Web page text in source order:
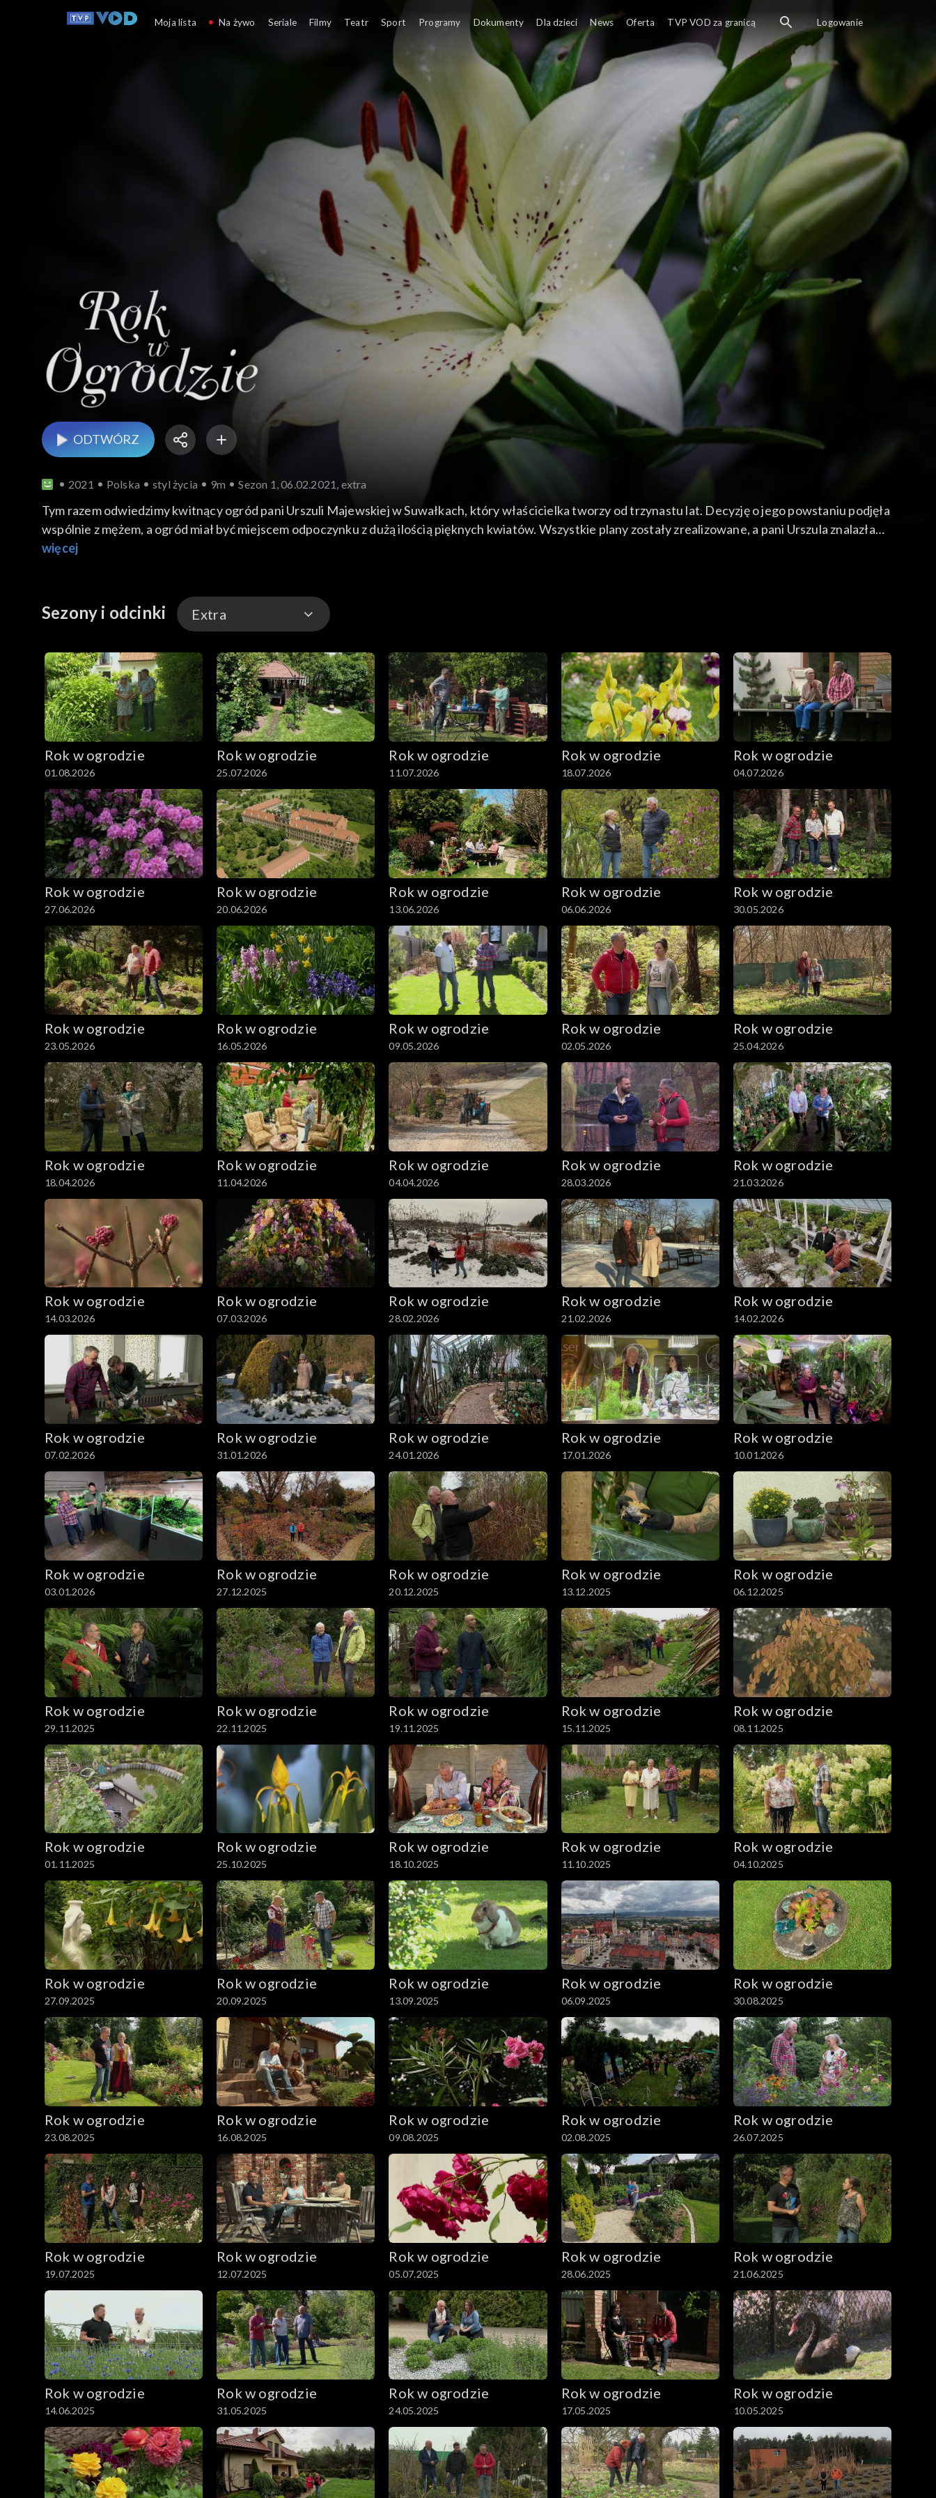
ODTWÓRZ
2021 Polska styl życia 9m Sezon 1, 06.02.2021, extra
Tym razem odwiedzimy kwitnący ogród pani Urszuli Majewskiej w Suwałkach, który właścicielka tworzy od trzynastu lat. Decyzję o jego powstaniu podjęła
wspólnie z mężem, a ogród miał być miejscem odpoczynku z dużą ilością pięknych kwiatów. Wszystkie plany zostały zrealizowane, a pani Urszula znalazła
sobie przy okazji nową pasję, którą jest kolekcjonowanie liliowców. W tej chwili ma w ogrodzie prawdziwe perełki. O wszystkich roślinach potrafi pięknie
więcej
Sezony i odcinki Extra
Odcinki
Extra
Rok w ogrodzie
01.08.2026
Rok w ogrodzie
25.07.2026
Rok w ogrodzie
11.07.2026
Rok w ogrodzie
18.07.2026
Rok w ogrodzie
04.07.2026
Rok w ogrodzie
27.06.2026
Rok w ogrodzie
20.06.2026
Rok w ogrodzie
13.06.2026
Rok w ogrodzie
06.06.2026
Rok w ogrodzie
30.05.2026
Rok w ogrodzie
23.05.2026
Rok w ogrodzie
16.05.2026
Rok w ogrodzie
09.05.2026
Rok w ogrodzie
02.05.2026
Rok w ogrodzie
25.04.2026
Rok w ogrodzie
18.04.2026
Rok w ogrodzie
11.04.2026
Rok w ogrodzie
04.04.2026
Rok w ogrodzie
28.03.2026
Rok w ogrodzie
21.03.2026
Rok w ogrodzie
14.03.2026
Rok w ogrodzie
07.03.2026
Rok w ogrodzie
28.02.2026
Rok w ogrodzie
21.02.2026
Rok w ogrodzie
14.02.2026
Rok w ogrodzie
07.02.2026
Rok w ogrodzie
31.01.2026
Rok w ogrodzie
24.01.2026
Rok w ogrodzie
17.01.2026
Rok w ogrodzie
10.01.2026
Rok w ogrodzie
03.01.2026
Rok w ogrodzie
27.12.2025
Rok w ogrodzie
20.12.2025
Rok w ogrodzie
13.12.2025
Rok w ogrodzie
06.12.2025
Rok w ogrodzie
29.11.2025
Rok w ogrodzie
22.11.2025
Rok w ogrodzie
19.11.2025
Rok w ogrodzie
15.11.2025
Rok w ogrodzie
08.11.2025
Rok w ogrodzie
01.11.2025
Rok w ogrodzie
25.10.2025
Rok w ogrodzie
18.10.2025
Rok w ogrodzie
11.10.2025
Rok w ogrodzie
04.10.2025
Rok w ogrodzie
27.09.2025
Rok w ogrodzie
20.09.2025
Rok w ogrodzie
13.09.2025
Rok w ogrodzie
06.09.2025
Rok w ogrodzie
30.08.2025
Rok w ogrodzie
23.08.2025
Rok w ogrodzie
16.08.2025
Rok w ogrodzie
09.08.2025
Rok w ogrodzie
02.08.2025
Rok w ogrodzie
26.07.2025
Rok w ogrodzie
19.07.2025
Rok w ogrodzie
12.07.2025
Rok w ogrodzie
05.07.2025
Rok w ogrodzie
28.06.2025
Rok w ogrodzie
21.06.2025
Rok w ogrodzie
14.06.2025
Rok w ogrodzie
31.05.2025
Rok w ogrodzie
24.05.2025
Rok w ogrodzie
17.05.2025
Rok w ogrodzie
10.05.2025
Moja lista Na żywo Seriale Filmy Teatr Sport Programy Dokumenty Dla dzieci News Oferta TVP VOD za granicą Logowanie